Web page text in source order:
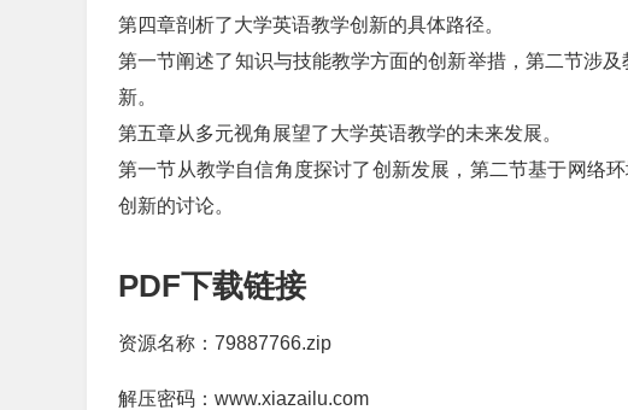
第四章剖析了大学英语教学创新的具体路径。
第一节阐述了知识与技能教学方面的创新举措，第二节涉
新。
第五章从多元视角展望了大学英语教学的未来发展。
第一节从教学自信角度探讨了创新发展，第二节基于网络
创新的讨论。
PDF下载链接
资源名称：79887766.zip
解压密码：www.xiazailu.com